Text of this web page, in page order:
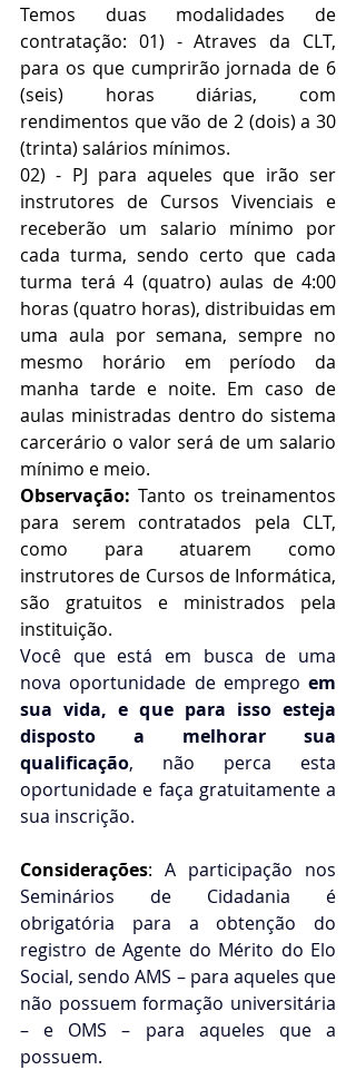
Temos duas modalidades de
contratação: 01) - Atraves da CLT,
para os que cumprirão jornada de 6
(seis) horas diárias, com
rendimentos que vão de 2 (dois) a 30
(trinta) salários mínimos.
02) - PJ para aqueles que irão ser
instrutores de Cursos Vivenciais e
receberão um salario mínimo por
cada turma, sendo certo que cada
turma terá 4 (quatro) aulas de 4:00
horas (quatro horas), distribuidas em
uma aula por semana, sempre no
mesmo horário em período da
manha tarde e noite. Em caso de
aulas ministradas dentro do sistema
carcerário o valor será de um salario
mínimo e meio.
Observação: Tanto os treinamentos
para serem contratados pela CLT,
como para atuarem como
instrutores de Cursos de Informática,
são gratuitos e ministrados pela
instituição.
Você que está em busca de uma
nova oportunidade de emprego em
sua vida, e que para isso esteja
disposto a melhorar sua
qualificação, não perca esta
oportunidade e faça gratuitamente a
sua inscrição.
Considerações: A participação nos
Seminários de Cidadania é
obrigatória para a obtenção do
registro de Agente do Mérito do Elo
Social, sendo AMS – para aqueles que
não possuem formação universitária
– e OMS – para aqueles que a
possuem.